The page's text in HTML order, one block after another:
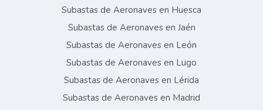
Subastas de Aeronaves en Huesca
Subastas de Aeronaves en Jaén
Subastas de Aeronaves en León
Subastas de Aeronaves en Lugo
Subastas de Aeronaves en Lérida
Subastas de Aeronaves en Madrid